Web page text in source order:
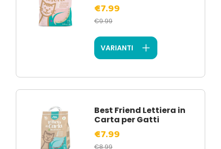
€7.99
€9.99
VARIANTI
Best Friend Lettiera in
Carta per Gatti
€7.99
€8.99